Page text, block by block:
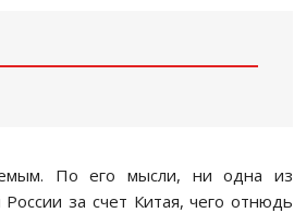
По его мысли, ни одна из
за счет Китая, чего отнюдь